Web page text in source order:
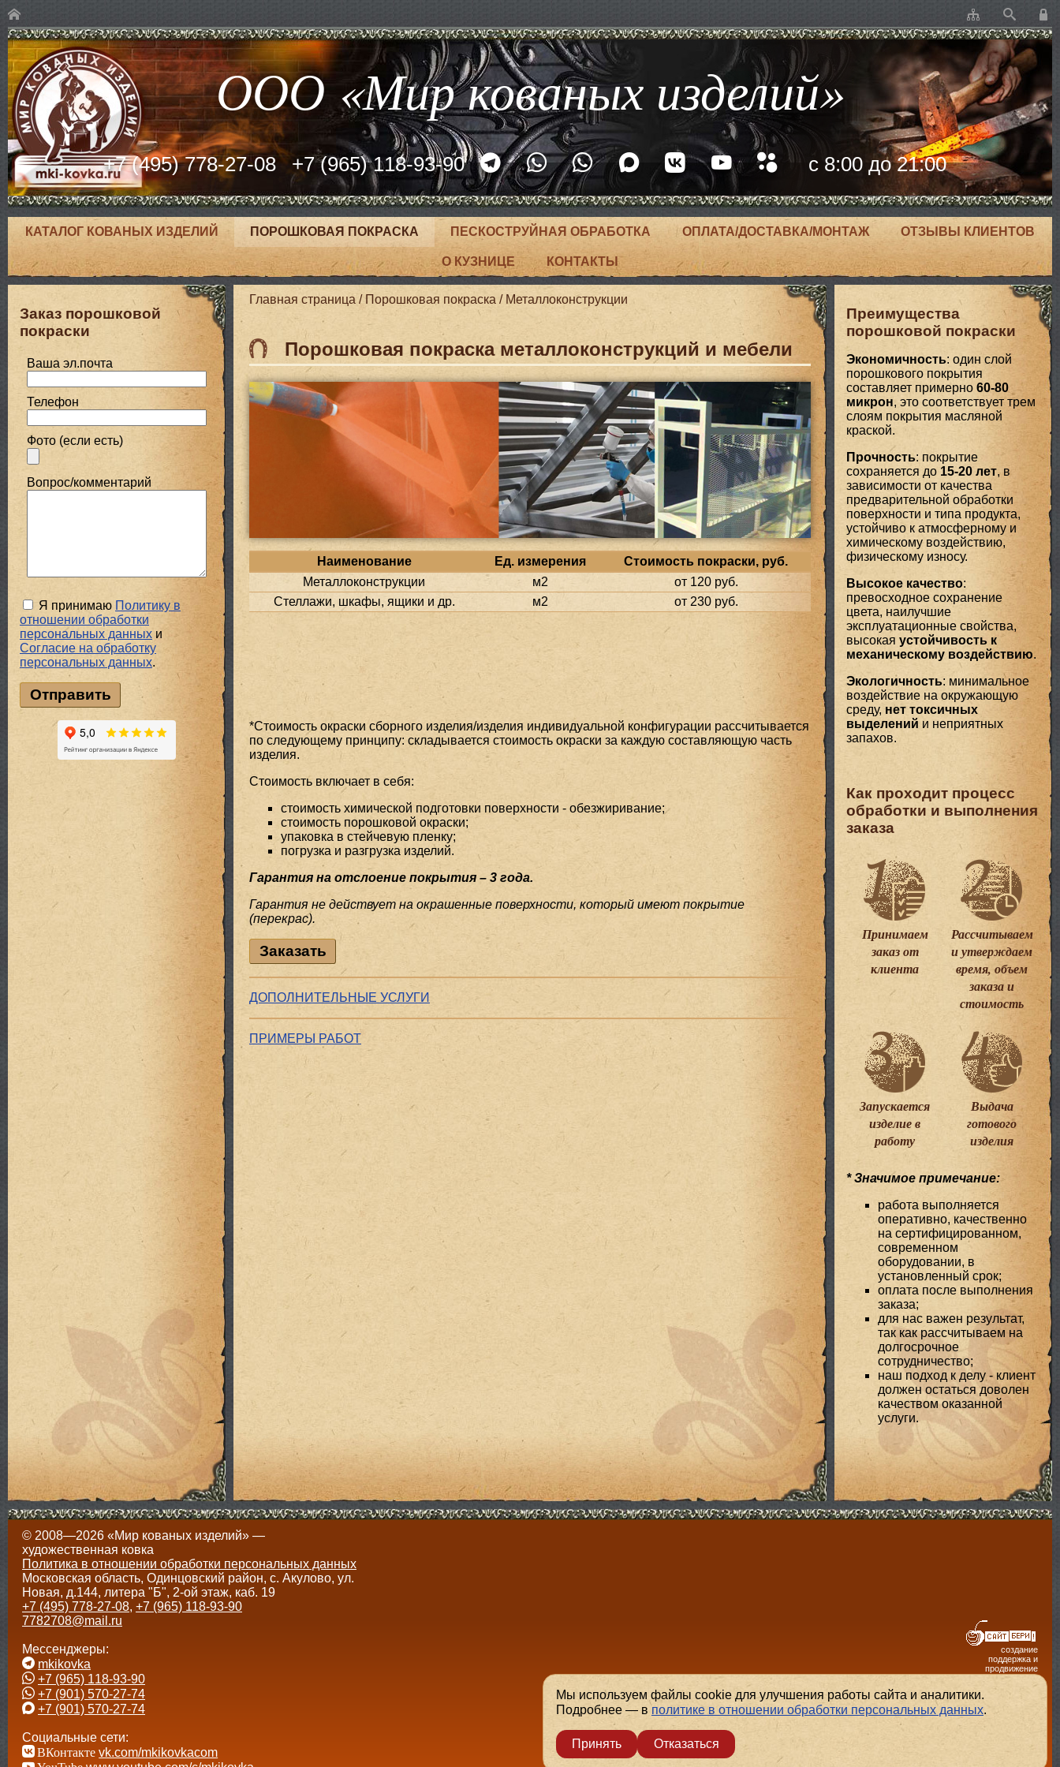
ООО «Мир кованых изделий»
+7 (495) 778-27-08 +7 (965) 118-93-90 с 8:00 до 21:00
КАТАЛОГ КОВАНЫХ ИЗДЕЛИЙ ПОРОШКОВАЯ ПОКРАСКА ПЕСКОСТРУЙНАЯ ОБРАБОТКА ОПЛАТА/ДОСТАВКА/МОНТАЖ ОТЗЫВЫ КЛИЕНТОВ
О КУЗНИЦЕ КОНТАКТЫ
Главная страница / Порошковая покраска / Металлоконструкции
Порошковая покраска металлоконструкций и мебели
Наименование Ед. измерения
Стоимость покраски, руб.
Металло­конструкции
м2
от 120 руб.
Стеллажи, шкафы, ящики и др.
м2 от 230 руб.
*Стоимость окраски сборного изделия/изделия индивидуальной конфигурации рассчитывается
по следующему принципу: складывается стоимость окраски за каждую составляющую часть
изделия.
Стоимость включает в себя:
стоимость химической подготовки поверхности - обезжиривание;
стоимость порошковой окраски;
упаковка в стейчевую пленку;
погрузка и разгрузка изделий.
Гарантия на отслоение покрытия – 3 года.
Гарантия не действует на окрашенные поверхности, который имеют покрытие
(перекрас).
Заказать
ДОПОЛНИТЕЛЬНЫЕ УСЛУГИ
ПРИМЕРЫ РАБОТ
Заказ порошковой
покраски
Ваша эл.почта
Телефон
Фото (если есть)
Вопрос/комментарий
Я принимаю Политику в
отношении обработки
персональных данных и
Cогласие на обработку
персональных данных.
Преимущества
порошковой покраски
Экономичность: один слой
порошкового покрытия
составляет примерно 60-80
микрон, это соответствует трем
слоям покрытия масляной
краской.
Прочность: покрытие
сохраняется до 15-20 лет, в
зависимости от качества
предварительной обработки
поверхности и типа продукта,
устойчиво к атмосферному и
химическому воздействию,
физическому износу.
Высокое качество:
превосходное сохранение
цвета, наилучшие
эксплуатационные свойства,
высокая устойчивость к
механическому воздействию.
Экологичность: минимальное
воздействие на окружающую
среду, нет токсичных
выделений и неприятных
запахов.
Как проходит процесс
обработки и выполнения
заказа
Принимаем
заказ от
клиента
Рассчитываем
и утверждаем
время, объем
заказа и
стоимость
Запускается
изделие в
работу
Выдача
готового
изделия
* Значимое примечание:
работа выполняется
оперативно, качественно
на сертифицированном,
современном
оборудовании, в
установленный срок;
оплата после выполнения
заказа;
для нас важен результат,
так как рассчитываем на
долгосрочное
сотрудничество;
наш подход к делу - клиент
должен остаться доволен
качеством оказанной
услуги.
© 2008—2026 «Мир кованых изделий» —
художественная ковка
Политика в отношении обработки персональных данных
Московская область, Одинцовский район, с. Акулово, ул.
Новая, д.144, литера "Б", 2-ой этаж, каб. 19
+7 (495) 778-27-08, +7 (965) 118-93-90
7782708@mail.ru
Мессенджеры:
mkikovka
+7 (965) 118-93-90
+7 (901) 570-27-74
+7 (901) 570-27-74
Социальные сети:
ВКонтакте vk.com/mkikovkacom
создание
поддержка и
продвижение
сайтов
Мы используем файлы cookie для улучшения работы сайта и аналитики.
Подробнее — в политике в отношении обработки персональных данных.
Принять Отказаться